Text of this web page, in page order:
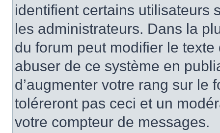
identifient certains utilisateurs
les administrateurs. Dans la
du forum peut modifier le
abuser de ce système en
d’augmenter votre rang sur le
toléreront pas ceci et un
votre compteur de messages.